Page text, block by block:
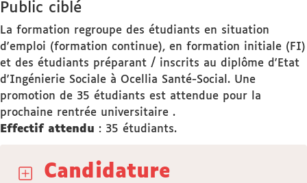
Public ciblé
La formation regroupe des étudiants en situation
d'emploi (formation continue), en formation initiale (FI)
et des étudiants préparant / inscrits au diplôme d'Etat
d'Ingénierie Sociale à Ocellia Santé-Social. Une
promotion de 35 étudiants est attendue pour la
prochaine rentrée universitaire .
Effectif attendu : 35 étudiants.
Candidature